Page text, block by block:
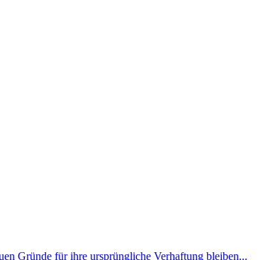
Gründe für ihre ursprüngliche Verhaftung bleiben...